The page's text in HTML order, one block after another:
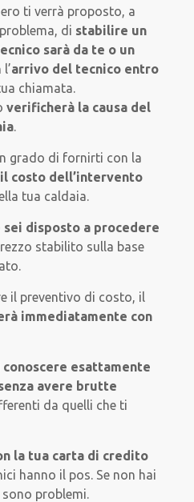
ti verrà proposto, a
di stabilire un
sarà da te o un
arrivo del tecnico entro
chiamata.
verificherà la causa del
.
grado di fornirti con la
costo dell’intervento
tua caldaia.
disposto a procedere
stabilito sulla base
il preventivo di costo, il
immediatamente con
conoscere esattamente
avere brutte
da quelli che ti
la tua carta di credito
hanno il pos. Se non hai
problemi.